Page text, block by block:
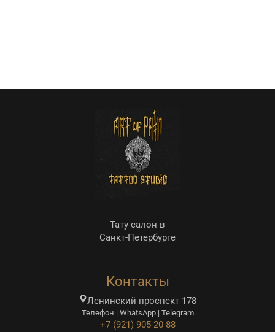
Тату салон в
Санкт-Петербурге
Контакты
Ленинский проспект 178
Телефон | WhatsApp | Telegram
+7 (921) 905-20-88